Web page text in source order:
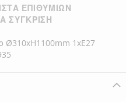
ΕΠΙΘΥΜΙΏΝ
ΣΎΓΚΡΙΣΗ
1xE27